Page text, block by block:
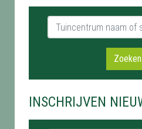
Tuincentrum naam of
Zoeken
INSCHRIJVEN